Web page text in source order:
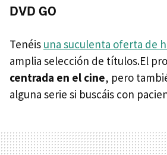
DVD GO
Tenéis una suculenta oferta de
amplia selección de títulos.El
centrada en el cine, pero
alguna serie si buscáis con